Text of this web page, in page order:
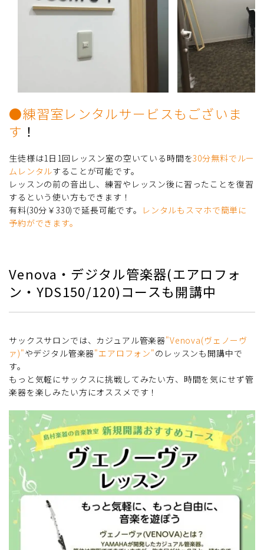
●練習室レンタルサービスもございま
す ！
生徒様は1日1回レッスン室の空いている時間を30分無料でルー
ムレンタルすることが可能です。
レッスンの前の音出し、練習やレッスン後に習ったことを復習
するという使い方もできます！
有料(30分￥330)で延長可能です。
レンタルもスマホで簡単に
予約ができます。
Venova・デジタル管楽器(エアロフォ
ン・YDS150/120)コースも開講中
サックスサロンでは、カジュアル管楽器"Venova(ヴェノーヴ
ァ)"やデジタル管楽器"エアロフォン"のレッスンも開講中で
す。
もっと気軽にサックスに挑戦してみたい方、時間を気にせず管
楽器を楽しみたい方にオススメです！